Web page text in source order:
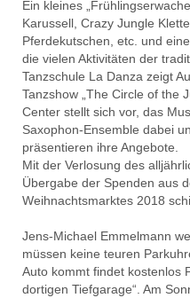
Ein kleines
Karussell, Crazy Jungle
Pferdekutschen, etc. und
die vielen Aktivitäten der
Tanzschule La Danza zeigt
Tanzshow „The Circle of the
Center stellt sich vor, das
Saxophon-Ensemble dabei
präsentieren ihre Angebote.
Mit der Verlosung des
Übergabe der Spenden aus
Weihnachtsmarktes 2018
Jens-Michael Emmelmann
müssen keine teuren
Auto kommt findet kostenlos
dortigen Tiefgarage“. Am